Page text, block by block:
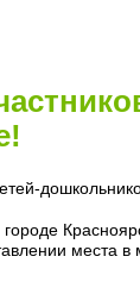
места